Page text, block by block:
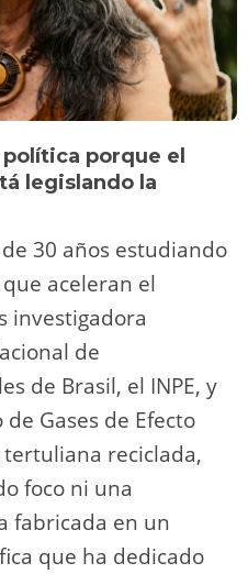
porque el
legislando la
30 años estudiando
aceleran el
investigadora
de
de Brasil, el INPE, y
Gases de Efecto
reciclada,
foco ni una
fabricada en un
que ha dedicado